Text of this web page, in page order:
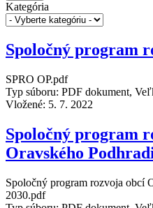
Kategória
Spoločný program
SPRO OP.pdf
Typ súboru: PDF dokument,
Vložené: 5. 7. 2022
Spoločný program
Oravského
Spoločný program rozvoja obcí
2030.pdf